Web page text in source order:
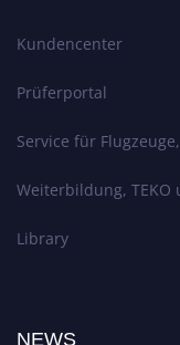
Kundencenter
Prüferportal
Service für
Weiterbildung, TEKO
Library
NEWS